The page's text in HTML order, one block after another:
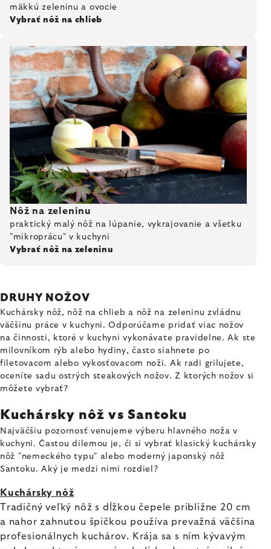
mäkkú zeleninu a ovocie
Vybrať nôž na chlieb
Nôž na zeleninu
praktický malý nôž na lúpanie, vykrajovanie a všetku
"mikroprácu" v kuchyni
Vybrať nôž na zeleninu
DRUHY NOŽOV
Kuchársky nôž, nôž na chlieb a nôž na zeleninu zvládnu
väčšinu práce v kuchyni. Odporúčame pridať viac nožov
na činnosti, ktoré v kuchyni vykonávate pravidelne. Ak ste
milovníkom rýb alebo hydiny, často siahnete po
filetovacom alebo vykosťovacom noži. Ak radi grilujete,
oceníte sadu ostrých steakových nožov. Z ktorých nožov si
môžete vybrať?
Kuchársky nôž vs Santoku
Najväčšiu pozornosť venujeme výberu hlavného noža v
kuchyni. Častou dilemou je, či si vybrať klasický kuchársky
nôž "nemeckého typu" alebo moderný japonský nôž
Santoku. Aký je medzi nimi rozdiel?
Kuchársky nôž
Tradičný veľký nôž s dĺžkou čepele približne 20 cm
a nahor zahnutou špičkou používa prevažná väčšina
profesionálnych kuchárov. Krája sa s ním kývavým